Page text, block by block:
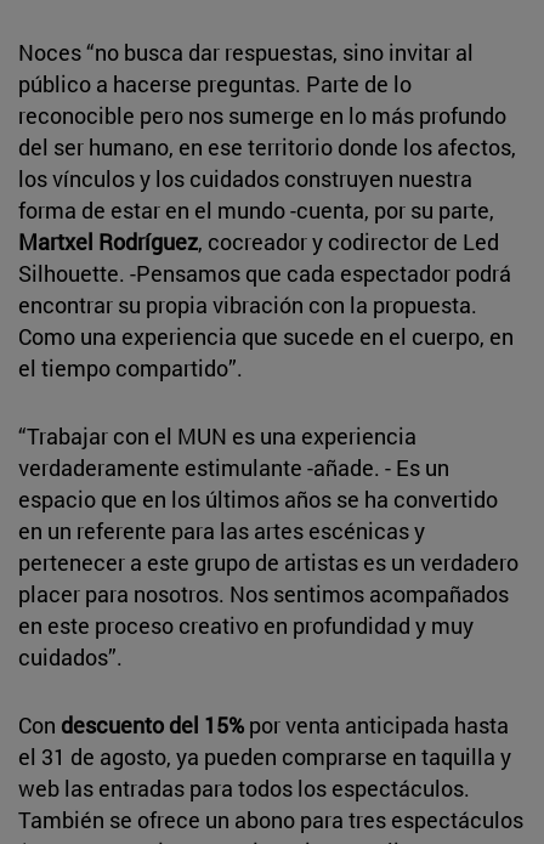
Noces “no busca dar respuestas, sino invitar al
público a hacerse preguntas. Parte de lo
reconocible pero nos sumerge en lo más profundo
del ser humano, en ese territorio donde los afectos,
los vínculos y los cuidados construyen nuestra
forma de estar en el mundo -cuenta, por su parte,
Martxel Rodríguez, cocreador y codirector de Led
Silhouette. -Pensamos que cada espectador podrá
encontrar su propia vibración con la propuesta.
Como una experiencia que sucede en el cuerpo, en
el tiempo compartido”.
“Trabajar con el MUN es una experiencia
verdaderamente estimulante -añade. - Es un
espacio que en los últimos años se ha convertido
en un referente para las artes escénicas y
pertenecer a este grupo de artistas es un verdadero
placer para nosotros. Nos sentimos acompañados
en este proceso creativo en profundidad y muy
cuidados”.
Con descuento del 15% por venta anticipada hasta
el 31 de agosto, ya pueden comprarse en taquilla y
web las entradas para todos los espectáculos.
También se ofrece un abono para tres espectáculos